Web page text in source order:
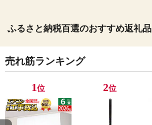
ふるさと納税百選のおすすめ返礼品
売れ筋ランキング
1位 2位